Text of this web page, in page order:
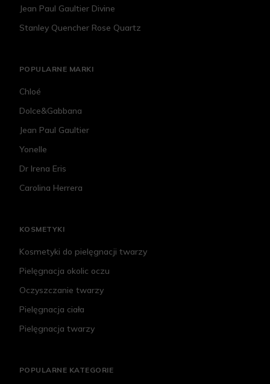
Jean Paul Gaultier Divine
Stanley Quencher Rose Quartz
POPULARNE MARKI
Chloé
Dolce&Gabbana
Jean Paul Gaultier
Yonelle
Dr Irena Eris
Carolina Herrera
KOSMETYKI
Kosmetyki do pielęgnacji twarzy
Pielęgnacja okolic oczu
Oczyszczanie twarzy
Pielęgnacja ciała
Pielęgnacja twarzy
POPULARNE KATEGORIE